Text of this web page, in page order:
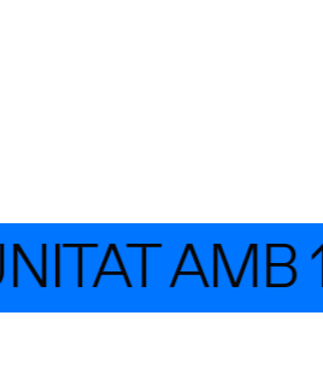
AMB